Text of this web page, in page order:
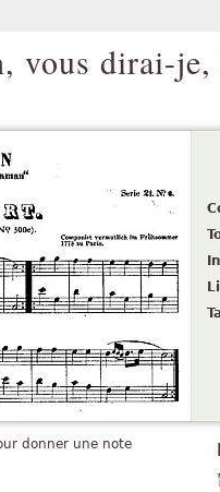
vous dirai-je,
donner une note